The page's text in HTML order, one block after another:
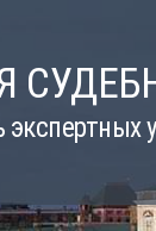
экспертных